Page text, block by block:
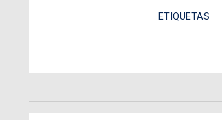
ETIQUETAS